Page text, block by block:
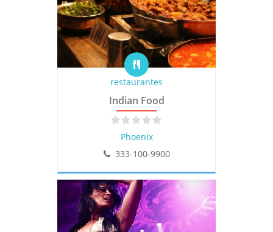
restaurantes
Indian Food
Phoenix
333-100-9900